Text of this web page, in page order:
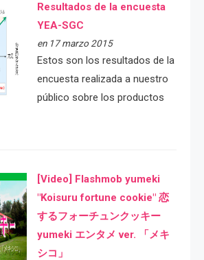
Resultados de la encuesta
YEA-SGC
en 17 marzo 2015
Estos son los resultados de la
encuesta realizada a nuestro
público sobre los productos
[Video] Flashmob yumeki
"Koisuru fortune cookie" 恋
するフォーチュンクッキー
yumeki エンタメ ver. 「メキ
シコ」